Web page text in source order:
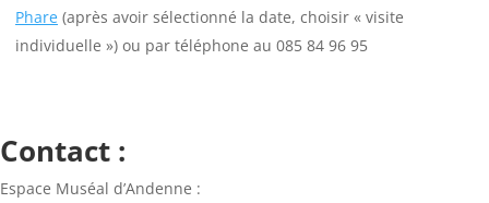
Phare (après avoir sélectionné la date, choisir « visite
individuelle ») ou par téléphone au 085 84 96 95
Contact :
Espace Muséal d’Andenne :